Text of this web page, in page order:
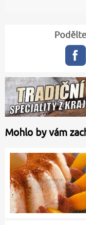
Mohlo by vám